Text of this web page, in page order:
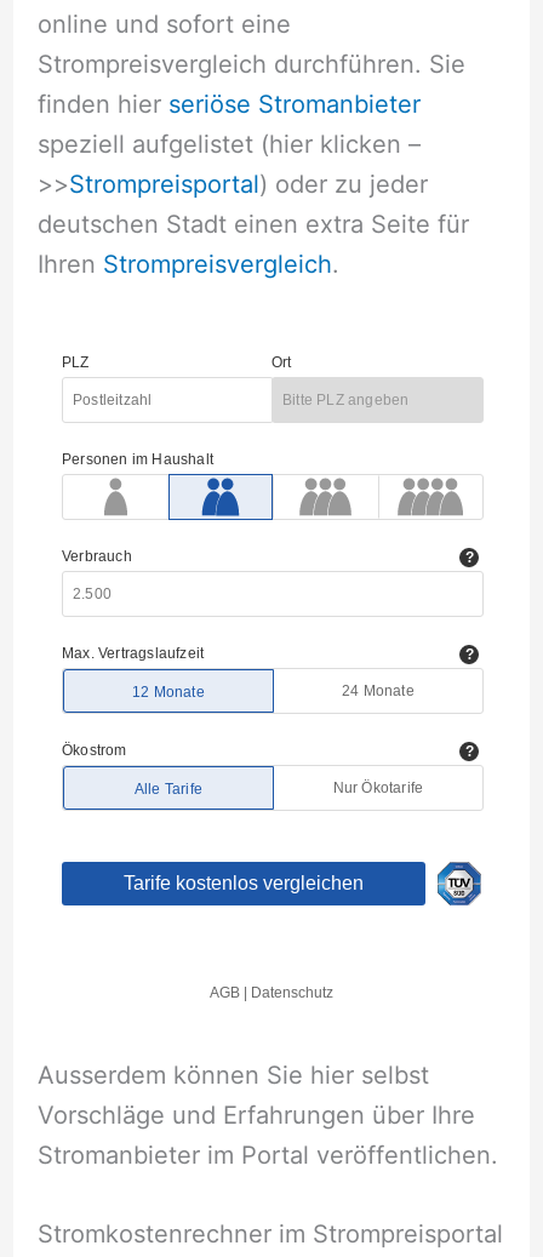
online und sofort eine
Strompreisvergleich durchführen. Sie
finden hier seriöse Stromanbieter
speziell aufgelistet (hier klicken –
>>Strompreisportal) oder zu jeder
deutschen Stadt einen extra Seite für
Ihren Strompreisvergleich.
Ausserdem können Sie hier selbst
Vorschläge und Erfahrungen über Ihre
Stromanbieter im Portal veröffentlichen.
Stromkostenrechner im Strompreisportal